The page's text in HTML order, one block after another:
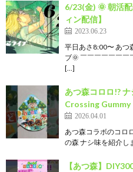
6/23(金) 🌞 朝活
ィン配信】
2023.06.23
平日あさ8:00〜 あつ
ブ🌞 ￣￣￣￣￣￣￣
[…]
あつ森コロロ!?
Crossing Gummy
2026.04.01
あつ森コラボのコロ
の森 ナシ味を紹介し
【あつ森】